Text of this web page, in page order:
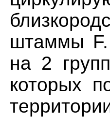
штаммы F.
на 2
которых